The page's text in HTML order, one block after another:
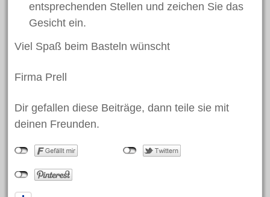
entsprechenden Stellen und zeichen Sie das
Gesicht ein.
Viel Spaß beim Basteln wünscht
Firma Prell
Dir gefallen diese Beiträge, dann teile sie mit
deinen Freunden.